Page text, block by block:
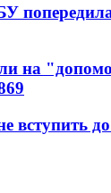
на
вступить